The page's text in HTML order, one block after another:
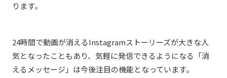
ります。
24時間で動画が消えるInstagramストーリーズが大きな人
気となったこともあり、気軽に発信できるようになる「消
えるメッセージ」は今後注目の機能となっています。